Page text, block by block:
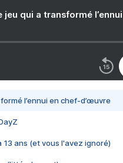
jeu qui a transformé
l’ennui en chef-d’œuvre
13 ans (et vous l'avez ignoré)